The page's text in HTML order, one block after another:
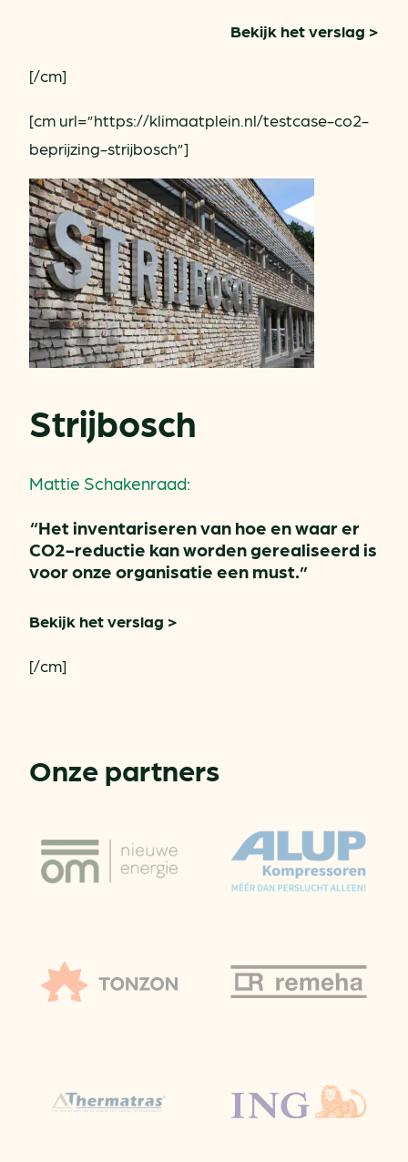
Bekijk het verslag >
[/cm]
[cm url=”https://klimaatplein.nl/testcase-co2-
beprijzing-strijbosch”]
Strijbosch
Mattie Schakenraad:
“Het inventariseren van hoe en waar er
CO2-reductie kan worden gerealiseerd is
voor onze organisatie een must.”
Bekijk het verslag >
[/cm]
Onze partners